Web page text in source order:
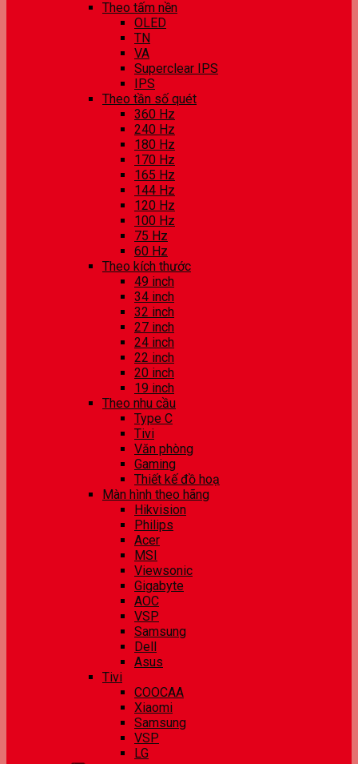
Theo tấm nền
OLED
TN
VA
Superclear IPS
IPS
Theo tần số quét
360 Hz
240 Hz
180 Hz
170 Hz
165 Hz
144 Hz
120 Hz
100 Hz
75 Hz
60 Hz
Theo kích thước
49 inch
34 inch
32 inch
27 inch
24 inch
22 inch
20 inch
19 inch
Theo nhu cầu
Type C
Tivi
Văn phòng
Gaming
Thiết kế đồ hoạ
Màn hình theo hãng
Hikvision
Philips
Acer
MSI
Viewsonic
Gigabyte
AOC
VSP
Samsung
Dell
Asus
Tivi
COOCAA
Xiaomi
Samsung
VSP
LG